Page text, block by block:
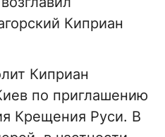
Киприан
Киприан
по приглашению
Крещения Руси. В